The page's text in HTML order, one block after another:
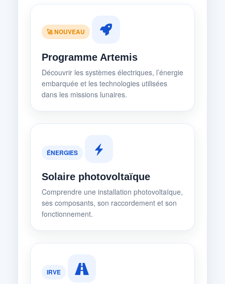
🚀 NOUVEAU
Programme Artemis
Découvrir les systèmes électriques, l’énergie
embarquée et les technologies utilisées
dans les missions lunaires.
ÉNERGIES
Solaire photovoltaïque
Comprendre une installation photovoltaïque,
ses composants, son raccordement et son
fonctionnement.
IRVE